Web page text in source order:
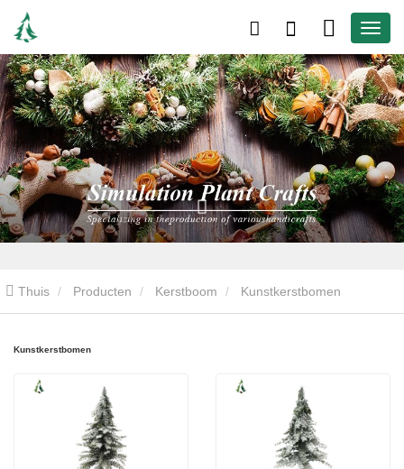
Thuis Producten Kerstboom Kunstkerstbomen
Kunstkerstbomen